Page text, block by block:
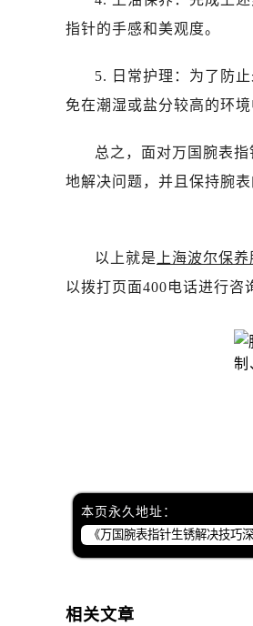
指针的手感和美观度。
5. 日常护理：为了防
免在潮湿或盐分较高的环
总之，面对万国腕表
地解决问题，并且保持腕表
以上就是 上海波尔保
以拨打页面400电话进行咨
本页永久地址：
相关文章